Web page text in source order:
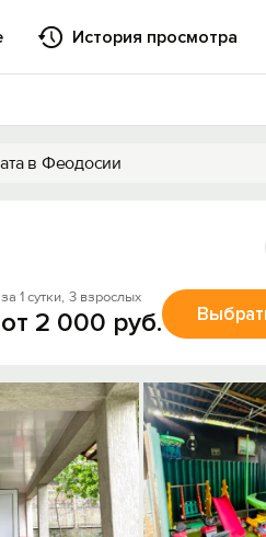
История просмотра
в Феодосии
за 1 сутки, 3 взрослых
от 2 000 руб.